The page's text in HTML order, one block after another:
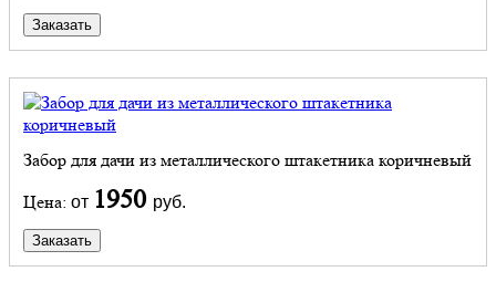
Заказать
Забор для дачи из металлического штакетника коричневый
Цена: от 1950 руб.
Заказать